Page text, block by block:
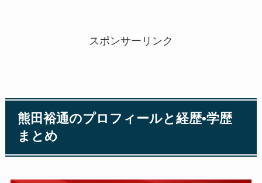
スポンサーリンク
熊田裕通のプロフィールと経歴•学歴
まとめ